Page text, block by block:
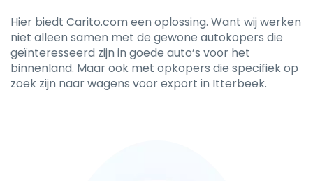
Hier biedt Carito.com een oplossing. Want wij werken
niet alleen samen met de gewone autokopers die
geïnteresseerd zijn in goede auto’s voor het
binnenland. Maar ook met opkopers die specifiek op
zoek zijn naar wagens voor export in Itterbeek.